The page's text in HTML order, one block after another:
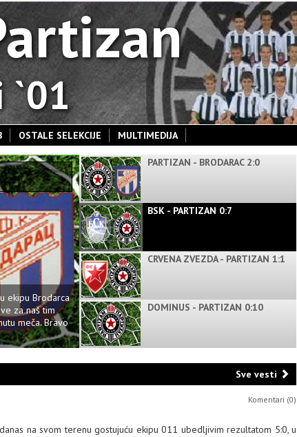
`01
OSTALE SELEKCIJE MULTIMEDIJA
ekipu Brodarca
za naš tim
meča. Bravo
PARTIZAN - BRODARAC 2:0
BSK - PARTIZAN 0:7
CRVENA ZVEZDA - PARTIZAN 1:1
DOMINUS - PARTIZAN 0:10
Sve vesti
Komentari (0)
na svom terenu gostujuću ekipu 011 ubedljivim rezultatom 5:0, u